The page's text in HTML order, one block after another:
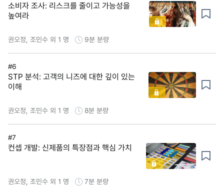
소비자 조사: 리스크를 줄이고 가능성을
높여라
권오정, 조민수 외 1 명 9분 분량
#6
STP 분석: 고객의 니즈에 대한 깊이 있는
이해
권오정, 조민수 외 1 명 8분 분량
#7
컨셉 개발: 신제품의 특장점과 핵심 가치
권오정, 조민수 외 1 명 7분 분량